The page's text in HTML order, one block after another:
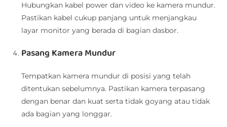
Hubungkan kabel power dan video ke kamera mundur.
Pastikan kabel cukup panjang untuk menjangkau
layar monitor yang berada di bagian dasbor.
Pasang Kamera Mundur
Tempatkan kamera mundur di posisi yang telah
ditentukan sebelumnya. Pastikan kamera terpasang
dengan benar dan kuat serta tidak goyang atau tidak
ada bagian yang longgar.